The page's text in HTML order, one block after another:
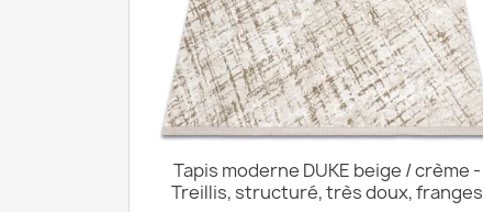
Tapis moderne DUKE beige / crème -
Treillis, structuré, très doux, franges